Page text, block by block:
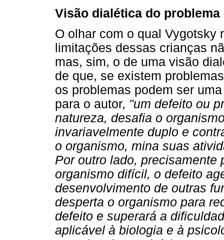
Visão dialética do problema
O olhar com o qual Vygotsky
limitações dessas crianças
mas, sim, o de uma visão
de que, se existem
os problemas podem ser
para o autor, "um defeito ou
natureza, desafia o
invariavelmente duplo e
o organismo, mina suas
Por outro lado, precisamente
organismo difícil, o defeito
desenvolvimento de outras
desperta o organismo para
defeito e superará a
aplicável à biologia e à